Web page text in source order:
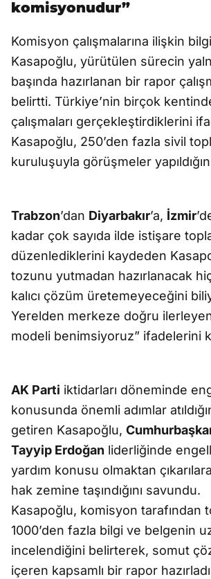
komisyonudur”
Komisyon çalışmalarına ilişkin
Kasapoğlu, yürütülen sürecin
başında hazırlanan bir rapor
belirtti. Türkiye’nin birçok
çalışmaları gerçekleştirdiklerini
Kasapoğlu, 250’den fazla sivil
kuruluşuyla görüşmeler
Trabzon’dan Diyarbakır’a, İzmir
kadar çok sayıda ilde istişare
düzenlediklerini kaydeden
tozunu yutmadan hazırlanacak
kalıcı çözüm üretemeyeceğini
Yerelden merkeze doğru
modeli benimsiyoruz” ifadelerini
AK Parti iktidarları döneminde
konusunda önemli adımlar
getiren Kasapoğlu,
Tayyip Erdoğan liderliğinde
yardım konusu olmaktan
hak zemine taşındığını savundu.
Kasapoğlu, komisyon tarafından
1000’den fazla bilgi ve belgenin
incelendiğini belirterek, somut
içeren kapsamlı bir rapor